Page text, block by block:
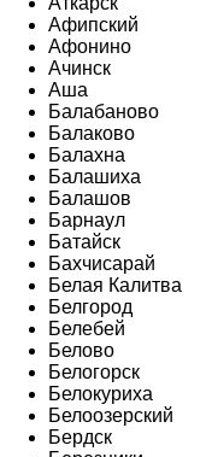
Афипский
Афонино
Ачинск
Аша
Балабаново
Балаково
Балахна
Балашиха
Балашов
Барнаул
Батайск
Бахчисарай
Белая Калитва
Белгород
Белебей
Белово
Белогорск
Белокуриха
Белоозерский
Бердск